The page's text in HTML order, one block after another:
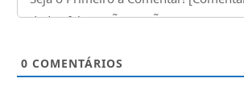
0 COMENTÁRIOS